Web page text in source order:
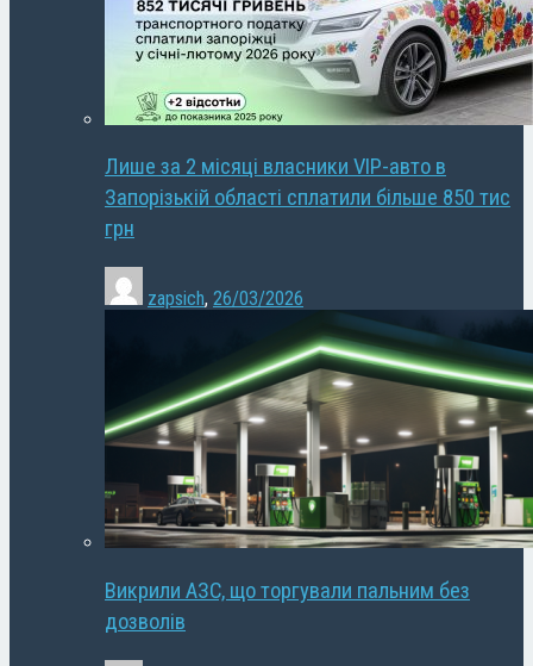
Лише за 2 місяці власники VIP-авто в
Запорізькій області сплатили більше 850 тис
грн
zapsich, 26/03/2026
Викрили АЗС, що торгували пальним без
дозволів